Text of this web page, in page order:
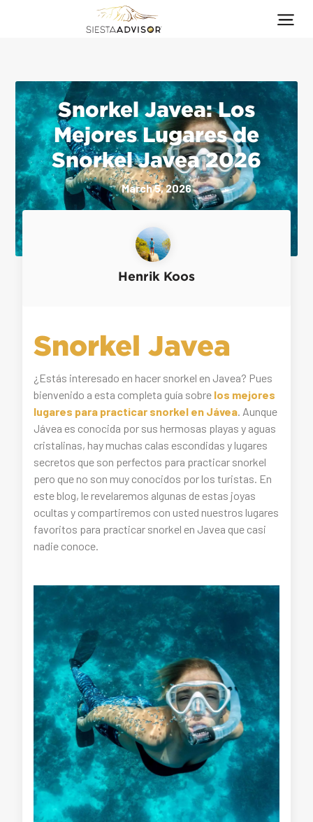
Snorkel Javea: Los
Mejores Lugares de
Snorkel Javea 2026
March 5, 2026
Henrik Koos
Snorkel Javea
¿Estás interesado en hacer snorkel en Javea? Pues
bienvenido a esta completa guía sobre los mejores
lugares para practicar snorkel en Jávea . Aunque
Jávea es conocida por sus hermosas playas y aguas
cristalinas, hay muchas calas escondidas y lugares
secretos que son perfectos para practicar snorkel
pero que no son muy conocidos por los turistas. En
este blog, le revelaremos algunas de estas joyas
ocultas y compartiremos con usted nuestros lugares
favoritos para practicar snorkel en Javea que casi
nadie conoce.